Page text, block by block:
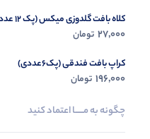
کلاه بافت گلدوزی میکس (پک 12 عددی)
27,000 تومان
کراپ بافت فندقی (پک6عددی)
196,000 تومان
چگونه به مــــــا اعتماد کنید